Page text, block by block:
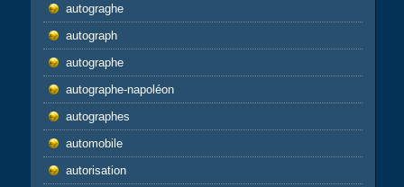
autograghe
autograph
autographe
autographe-napoléon
autographes
automobile
autorisation